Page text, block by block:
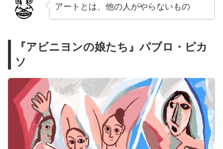
アートとは、他の人がやらないもの
『アビニヨンの娘たち』パブロ・ピカ
ソ